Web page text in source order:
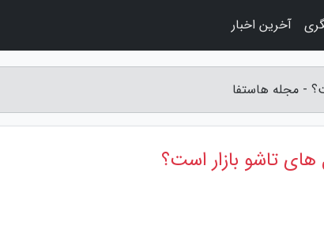
- مجله هاستفا
تاشو بازار است؟
آخرین اخبار